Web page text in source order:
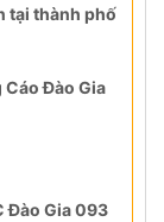
tại thành phố
Cáo Đào Gia
Đào Gia 093